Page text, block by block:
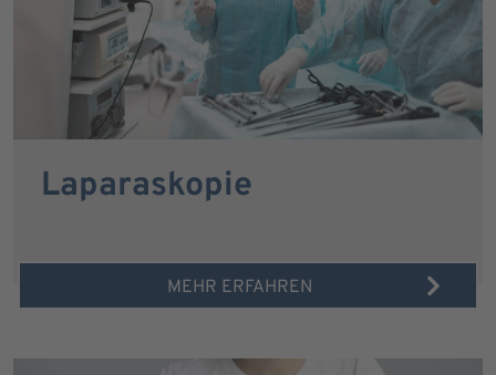
Laparaskopie
MEHR ERFAHREN